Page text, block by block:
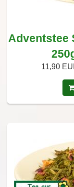
Adventstee
11,90